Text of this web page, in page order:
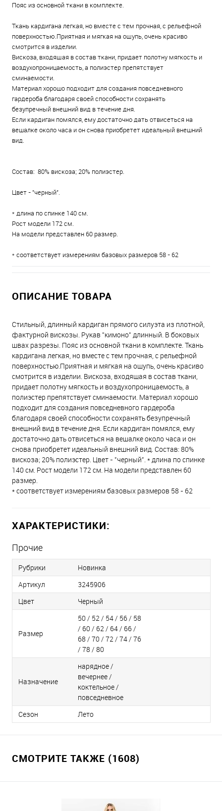
Пояс из основной ткани в комплекте.
Ткань кардигана легкая, но вместе с тем прочная, с рельефной
поверхностью.Приятная и мягкая на ощупь, очень красиво
смотрится в изделии.
Вискоза, входящая в состав ткани, придает полотну мягкость и
воздухопроницаемость, а полиэстер препятствует
сминаемости.
Материал хорошо подходит для создания повседневного
гардероба благодаря своей способности сохранять
безупречный внешний вид в течение дня.
Если кардиган помялся, ему достаточно дать отвисеться на
вешалке около часа и он снова приобретет идеальный внешний
вид.
Состав: 80% вискоза; 20% полиэстер.
Цвет - "черный".
* длина по спинке 140 см.
Рост модели 172 см.
На модели представлен 60 размер.
* соответствует измерениям базовых размеров 58 - 62
ОПИСАНИЕ ТОВАРА
Стильный, длинный кардиган прямого силуэта из плотной,
фактурной вискозы. Рукав "кимоно" длинный. В боковых
швах разрезы. Пояс из основной ткани в комплекте. Ткань
кардигана легкая, но вместе с тем прочная, с рельефной
поверхностью.Приятная и мягкая на ощупь, очень красиво
смотрится в изделии. Вискоза, входящая в состав ткани,
придает полотну мягкость и воздухопроницаемость, а
полиэстер препятствует сминаемости. Материал хорошо
подходит для создания повседневного гардероба
благодаря своей способности сохранять безупречный
внешний вид в течение дня. Если кардиган помялся, ему
достаточно дать отвисеться на вешалке около часа и он
снова приобретет идеальный внешний вид. Состав: 80%
вискоза; 20% полиэстер. Цвет - "черный". * длина по спинке
140 см. Рост модели 172 см. На модели представлен 60
размер.
* соответствует измерениям базовых размеров 58 - 62
ХАРАКТЕРИСТИКИ:
Прочие
Рубрики
Новинка
Артикул
3245906
Цвет
Черный
Размер
50 / 52 / 54 / 56 / 58
/ 60 / 62 / 64 / 66 /
68 / 70 / 72 / 74 / 76
/ 78 / 80
Назначение
нарядное /
вечернее /
коктельное /
повседневное
Сезон
Лето
СМОТРИТЕ ТАКЖЕ (1608)